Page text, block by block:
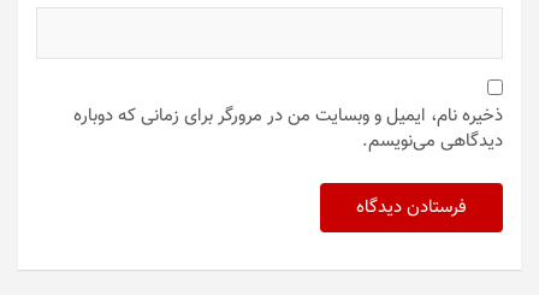
ذخیره نام، ایمیل و وبسایت من در مرورگر برای زمانی که دوباره
دیدگاهی می‌نویسم.